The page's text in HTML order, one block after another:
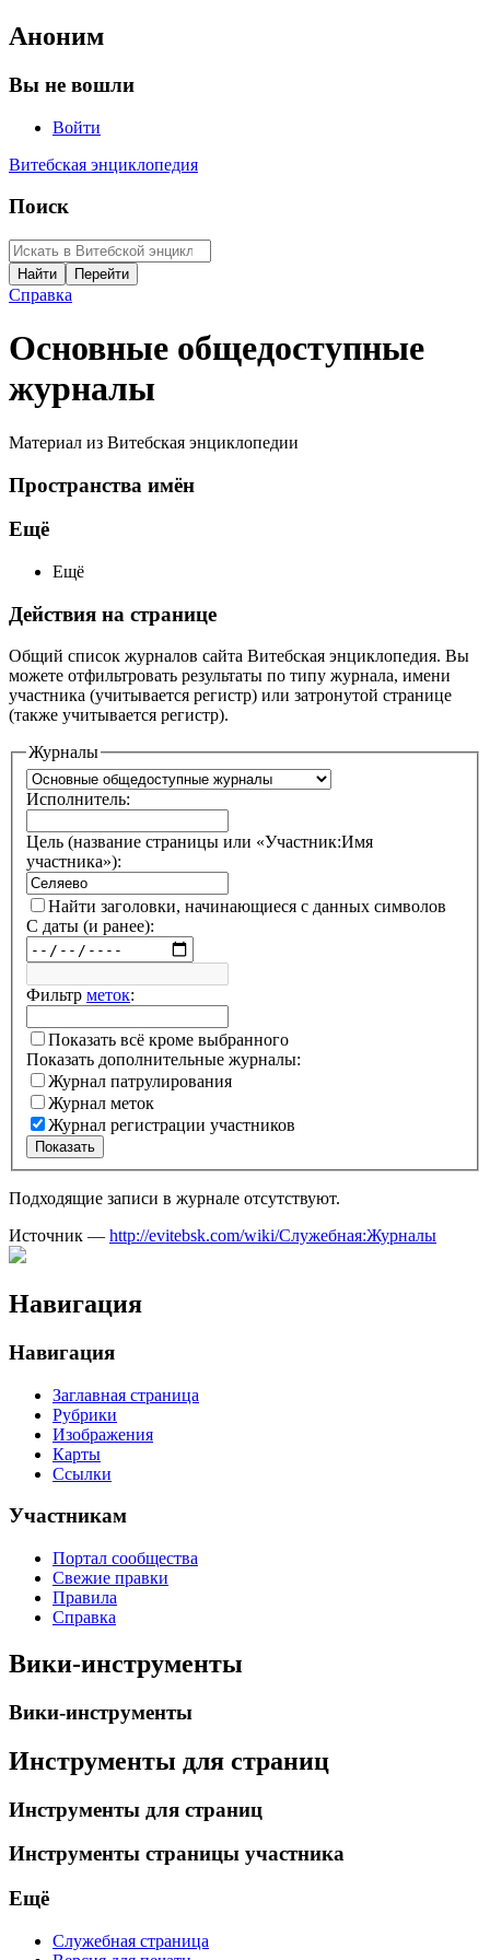
Аноним
Вы не вошли
Войти
Витебская энциклопедия
Поиск
Справка
Основные общедоступные
журналы
Материал из Витебская энциклопедии
Пространства имён
Ещё
Ещё
Действия на странице
Общий список журналов сайта Витебская энциклопедия. Вы
можете отфильтровать результаты по типу журнала, имени
участника (учитывается регистр) или затронутой странице
(также учитывается регистр).
Журналы
Исполнитель:
Цель (название страницы или «Участник:Имя
участника»):
Найти заголовки, начинающиеся с данных символов
С даты (и ранее):
Фильтр меток:
Показать всё кроме выбранного
Показать дополнительные журналы:
Журнал патрулирования
Журнал меток
Журнал регистрации участников
Показать
Подходящие записи в журнале отсутствуют.
Источник — http://evitebsk.com/wiki/Служебная:Журналы
Навигация
Навигация
Заглавная страница
Рубрики
Изображения
Карты
Ссылки
Участникам
Портал сообщества
Свежие правки
Правила
Справка
Вики-инструменты
Вики-инструменты
Инструменты для страниц
Инструменты для страниц
Инструменты страницы участника
Ещё
Служебная страница